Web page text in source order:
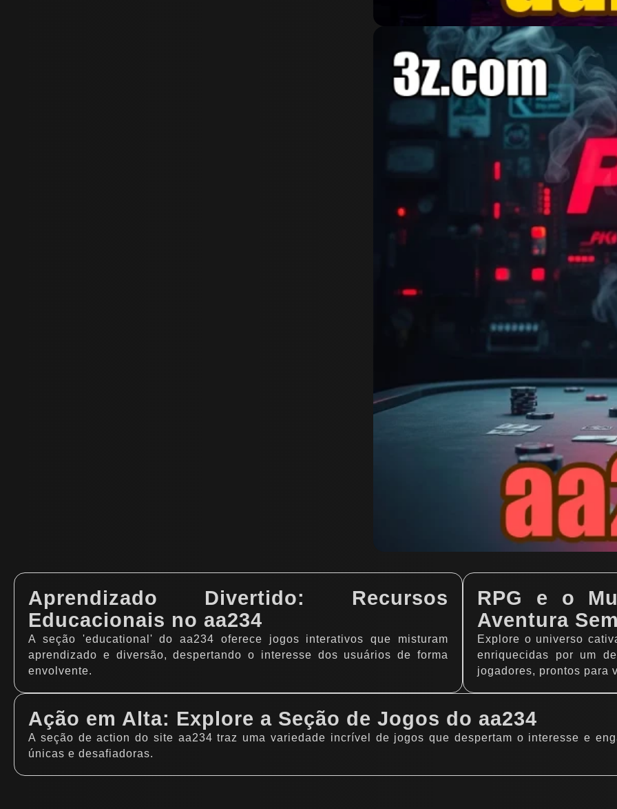
Aprendizado Divertido: Recursos
Educacionais no aa234
A seção 'educational' do aa234 oferece jogos interativos que misturam
aprendizado e diversão, despertando o interesse dos usuários de forma
envolvente.
RPG e o
Aventura
Explore o universo
enriquecidas por um
jogadores, prontos para
Ação em Alta: Explore a Seção de Jogos do aa234
A seção de action do site aa234 traz uma variedade incrível de jogos que despertam o interesse e
únicas e desafiadoras.